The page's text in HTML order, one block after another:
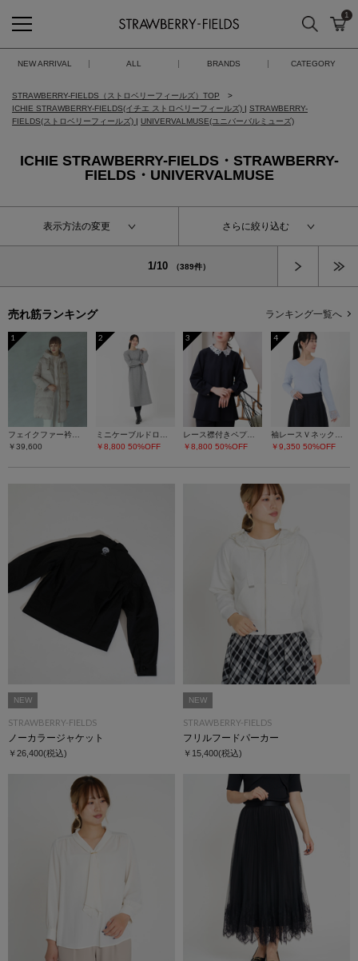
STRAWBERRY-FIELDS
検索 カ
1
NEW ARRIVAL ALL BRANDS CATEGORY
STRAWBERRY-FIELDS（ストロベリーフィールズ）TOP
ICHIE STRAWBERRY-FIELDS(イチエ ストロベリーフィールズ) | STRAWBERRY-
FIELDS(ストロベリーフィールズ) | UNIVERVALMUSE(ユニバーバルミューズ)
ICHIE STRAWBERRY-FIELDS・STRAWBERRY-
FIELDS・UNIVERVALMUSE
表示方法の変更 さらに絞り込む
1/10 （389件）
売れ筋ランキング ランキング一覧へ
1
フェイクファー衿ダウンコート
￥39,600
2
ミニケーブルドロストワンピース
￥8,800 50%OFF
3
レース襟付きペプラムプルオーバー
￥8,800 50%OFF
4
袖レースＶネックニット
￥9,350 50%OFF
NEW
STRAWBERRY-FIELDS
ノーカラージャケット
￥26,400(税込)
NEW
STRAWBERRY-FIELDS
フリルフードパーカー
￥15,400(税込)